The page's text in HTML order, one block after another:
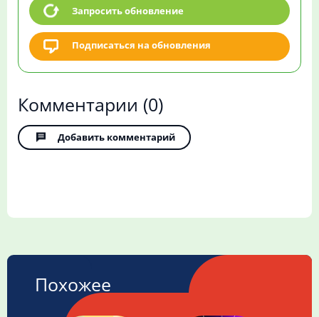
Запросить обновление
Подписаться на обновления
Комментарии (0)
Добавить комментарий
Похожее